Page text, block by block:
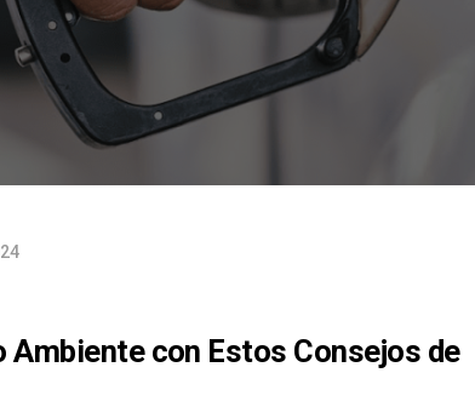
Ambiente con Estos Consejos de